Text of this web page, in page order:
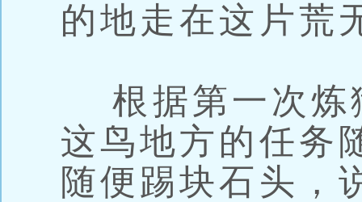
的地走在这片荒
根据第一次炼
这鸟地方的任务
随便踢块石头，